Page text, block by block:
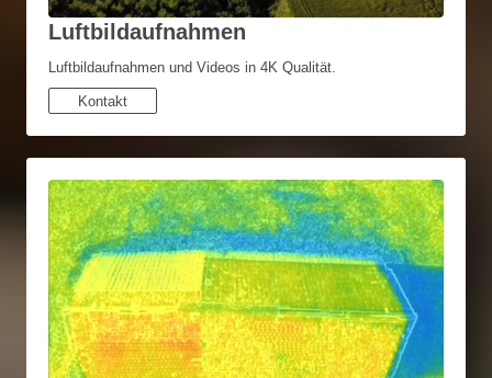
Luftbildaufnahmen
Luftbildaufnahmen und Videos in 4K Qualität.
Kontakt